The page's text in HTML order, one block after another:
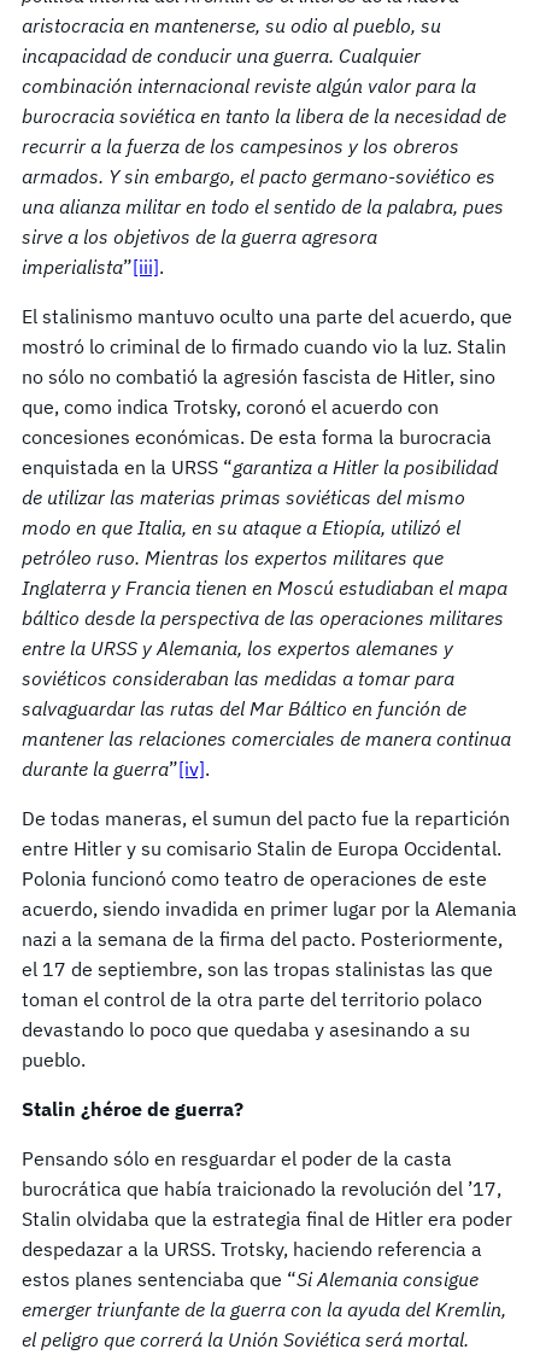
aristocracia en mantenerse, su odio al pueblo, su
incapacidad de conducir una guerra. Cualquier
combinación internacional reviste algún valor para la
burocracia soviética en tanto la libera de la necesidad de
recurrir a la fuerza de los campesinos y los obreros
armados. Y sin embargo, el pacto germano-soviético es
una alianza militar en todo el sentido de la palabra, pues
sirve a los objetivos de la guerra agresora
imperialista”[iii].
El stalinismo mantuvo oculto una parte del acuerdo, que
mostró lo criminal de lo firmado cuando vio la luz. Stalin
no sólo no combatió la agresión fascista de Hitler, sino
que, como indica Trotsky, coronó el acuerdo con
concesiones económicas. De esta forma la burocracia
enquistada en la URSS “garantiza a Hitler la posibilidad
de utilizar las materias primas soviéticas del mismo
modo en que Italia, en su ataque a Etiopía, utilizó el
petróleo ruso. Mientras los expertos militares que
Inglaterra y Francia tienen en Moscú estudiaban el mapa
báltico desde la perspectiva de las operaciones militares
entre la URSS y Alemania, los expertos alemanes y
soviéticos consideraban las medidas a tomar para
salvaguardar las rutas del Mar Báltico en función de
mantener las relacio­nes comerciales de manera continua
durante la guerra”[iv].
De todas maneras, el sumun del pacto fue la repartición
entre Hitler y su comisario Stalin de Europa Occidental.
Polonia funcionó como teatro de operaciones de este
acuerdo, siendo invadida en primer lugar por la Alemania
nazi a la semana de la firma del pacto. Posteriormente,
el 17 de septiembre, son las tropas stalinistas las que
toman el control de la otra parte del territorio polaco
devastando lo poco que quedaba y asesinando a su
pueblo.
Stalin ¿héroe de guerra?
Pensando sólo en resguardar el poder de la casta
burocrática que había traicionado la revolución del ’17,
Stalin olvidaba que la estrategia final de Hitler era poder
despedazar a la URSS. Trotsky, haciendo referencia a
estos planes sentenciaba que “Si Alemania consi­gue
emerger triunfante de la guerra con la ayuda del Kremlin,
el peligro que correrá la Unión Soviética será mortal.